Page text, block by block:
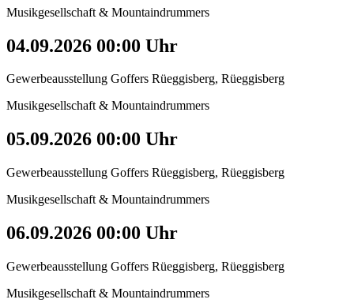
Musikgesellschaft & Mountaindrummers
04.09.2026 00:00 Uhr
Gewerbeausstellung Goffers Rüeggisberg, Rüeggisberg
Musikgesellschaft & Mountaindrummers
05.09.2026 00:00 Uhr
Gewerbeausstellung Goffers Rüeggisberg, Rüeggisberg
Musikgesellschaft & Mountaindrummers
06.09.2026 00:00 Uhr
Gewerbeausstellung Goffers Rüeggisberg, Rüeggisberg
Musikgesellschaft & Mountaindrummers